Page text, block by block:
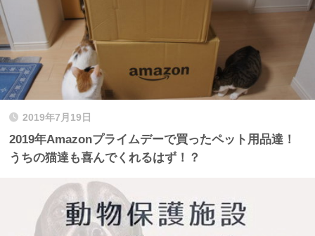
2019年7月19日
2019年Amazonプライムデーで買ったペット用品達！
うちの猫達も喜んでくれるはず！？